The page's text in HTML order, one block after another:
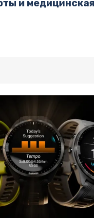
и медицинская